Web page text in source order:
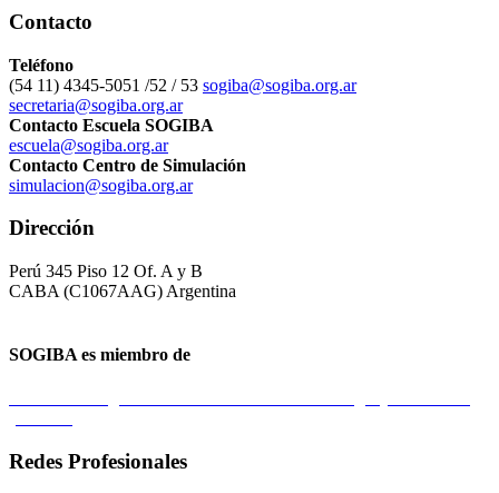
Contacto
Teléfono
(54 11) 4345-5051 /52 / 53 sogiba@sogiba.org.ar
secretaria@sogiba.org.ar
Contacto Escuela SOGIBA
escuela@sogiba.org.ar
Contacto Centro de Simulación
simulacion@sogiba.org.ar
Dirección
Perú 345 Piso 12 Of. A y B
CABA (C1067AAG) Argentina
SOGIBA es miembro de
Redes Profesionales